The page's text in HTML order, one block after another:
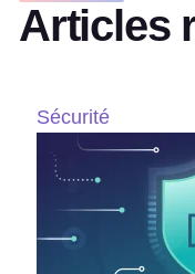
Articles
Sécurité